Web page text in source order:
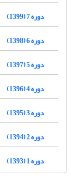
دوره 7 (1399)
دوره 6 (1398)
دوره 5 (1397)
دوره 4 (1396)
دوره 3 (1395)
دوره 2 (1394)
دوره 1 (1393)